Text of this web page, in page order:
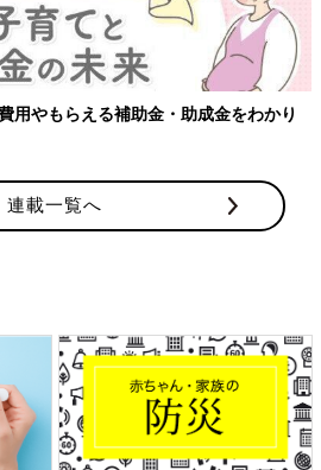
接種できるものも】妊婦の感染症対策、
連載一覧へ